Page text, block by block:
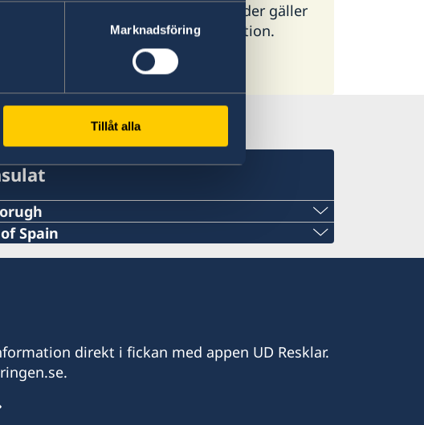
Marknadsföring
Tillåt alla
gäller för alla länder. I vissa länder gäller
ambassad för mer information.
7108
Spain
direkt i fickan med appen UD Resklar.